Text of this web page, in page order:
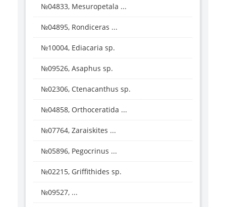
№04833, Mesuropetala ...
№04895, Rondiceras ...
№10004, Ediacaria sp.
№09526, Asaphus sp.
№02306, Ctenacanthus sp.
№04858, Orthoceratida ...
№07764, Zaraiskites ...
№05896, Pegocrinus ...
№02215, Griffithides sp.
№09527, ...